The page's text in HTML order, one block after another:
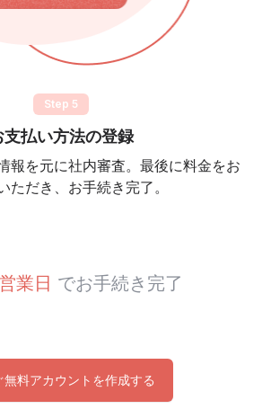
Step 5
支払い方法の登録
報を元に社内審査。最後に料金をお
ただき、お手続き完了。
業日 でお手続き完了
無料アカウントを作成する